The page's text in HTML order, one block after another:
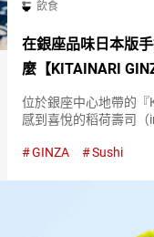
飲食
在銀座品味日本版
麼【KITAINARI
位於銀座中心地帶的『
感到喜悅的稻荷壽司
傳統飲料甘酒融…
GINZA Sushi